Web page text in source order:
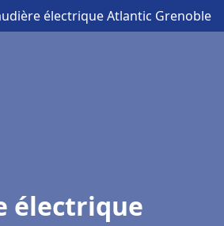
électrique Atlantic Grenoble
électrique